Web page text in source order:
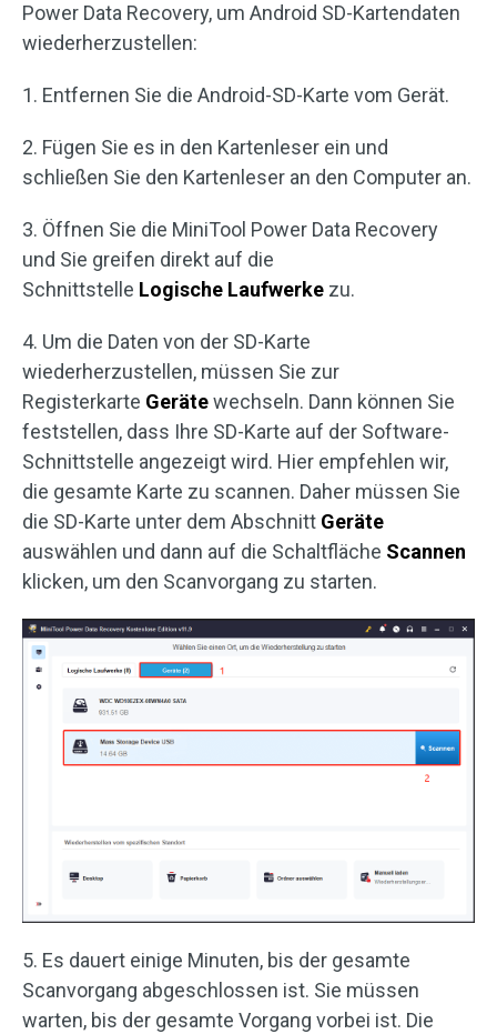
Power Data Recovery, um Android SD-Kartendaten
wiederherzustellen:
1. Entfernen Sie die Android-SD-Karte vom Gerät.
2. Fügen Sie es in den Kartenleser ein und
schließen Sie den Kartenleser an den Computer an.
3. Öffnen Sie die MiniTool Power Data Recovery
und Sie greifen direkt auf die
Schnittstelle Logische Laufwerke zu.
4. Um die Daten von der SD-Karte
wiederherzustellen, müssen Sie zur
Registerkarte Gerätewechseln. Dann können Sie
feststellen, dass Ihre SD-Karte auf der Software-
Schnittstelle angezeigt wird. Hier empfehlen wir,
die gesamte Karte zu scannen. Daher müssen Sie
die SD-Karte unter dem Abschnitt Geräte
auswählen und dann auf die Schaltfläche Scannen
klicken, um den Scanvorgang zu starten.
5. Es dauert einige Minuten, bis der gesamte
Scanvorgang abgeschlossen ist. Sie müssen
warten, bis der gesamte Vorgang vorbei ist. Die